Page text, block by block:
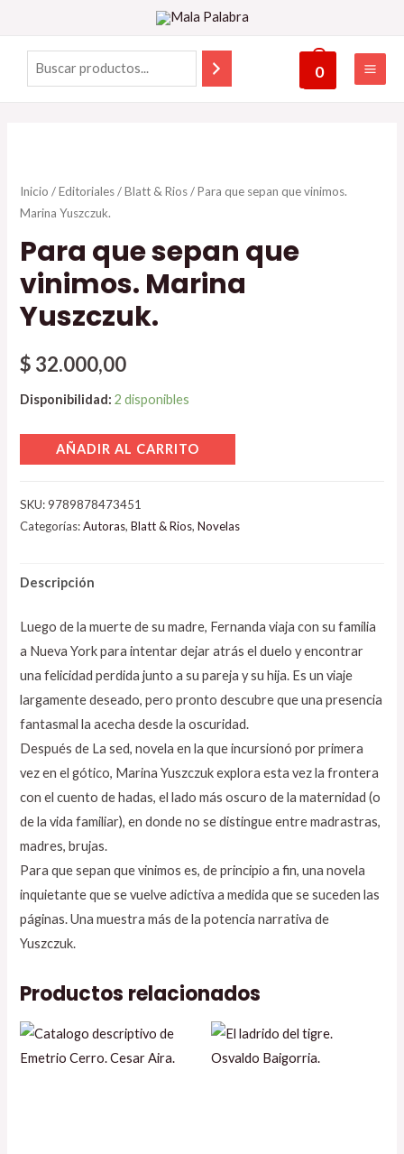
0
Inicio /Editoriales/Blatt & Rios/ Para que sepan que vinimos.
Marina Yuszczuk.
Para que sepan que
vinimos. Marina
Yuszczuk.
$ 32.000,00
Disponibilidad: 2 disponibles
AÑADIR AL CARRITO
SKU:9789878473451
Categorías:Autoras,Blatt & Rios,Novelas
Descripción
Luego de la muerte de su madre, Fernanda viaja con su familia
a Nueva York para intentar dejar atrás el duelo y encontrar
una felicidad perdida junto a su pareja y su hija. Es un viaje
largamente deseado, pero pronto descubre que una presencia
fantasmal la acecha desde la oscuridad.
Después de La sed, novela en la que incursionó por primera
vez en el gótico, Marina Yuszczuk explora esta vez la frontera
con el cuento de hadas, el lado más oscuro de la maternidad (o
de la vida familiar), en donde no se distingue entre madrastras,
madres, brujas.
Para que sepan que vinimos es, de principio a fin, una novela
inquietante que se vuelve adictiva a medida que se suceden las
páginas. Una muestra más de la potencia narrativa de
Yuszczuk.
Productos relacionados